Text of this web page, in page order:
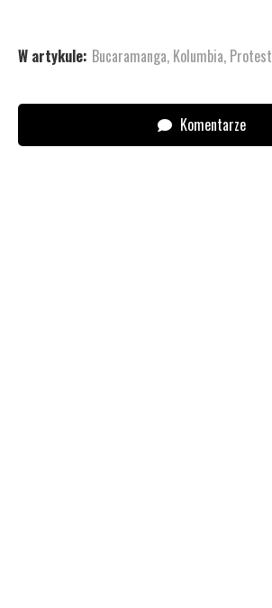
W artykule: Bucaramanga, Kolumbia, Protest
Komentarze